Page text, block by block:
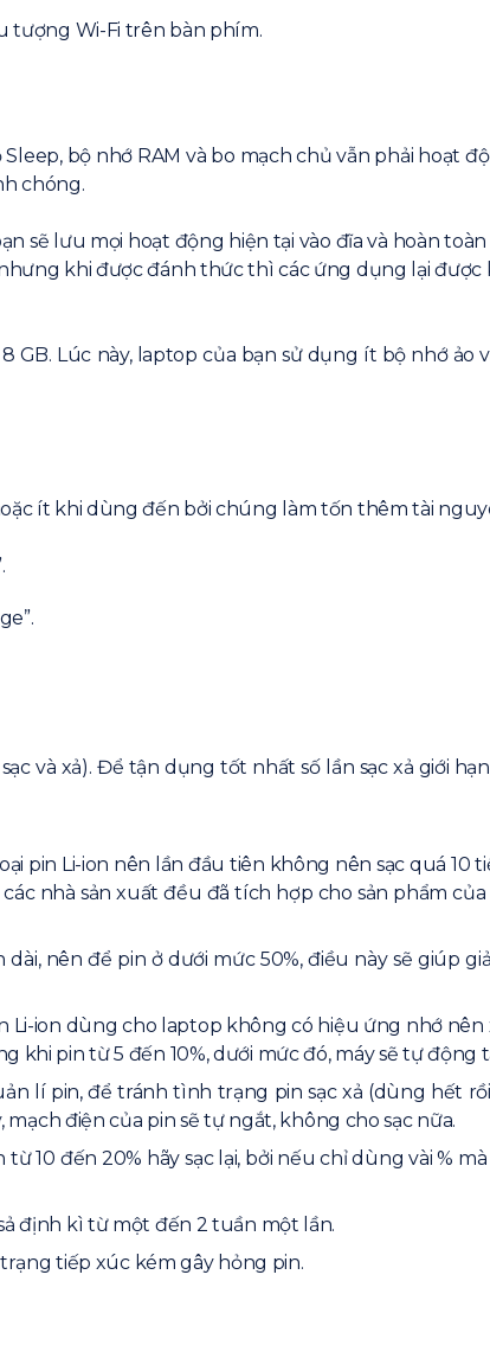
tượng Wi-Fi trên bàn phím.
bộ nhớ RAM và bo mạch chủ vẫn phải hoạt
chóng.
sẽ lưu mọi hoạt động hiện tại vào đĩa và hoàn
khi được đánh thức thì các ứng dụng lại
GB. Lúc này, laptop của bạn sử dụng ít bộ nhớ
ít khi dùng đến bởi chúng làm tốn thêm tài
và xả). Để tận dụng tốt nhất số lần sạc xả giới
pin Li-ion nên lần đầu tiên không nên sạc quá 10
nhà sản xuất đều đã tích hợp cho sản phẩm
nên để pin ở dưới mức 50%, điều này sẽ giúp
ion dùng cho laptop không có hiệu ứng nhớ nên
khi pin từ 5 đến 10%, dưới mức đó, máy sẽ tự động
lí pin, để tránh tình trạng pin sạc xả (dùng hết
điện của pin sẽ tự ngắt, không cho sạc nữa.
10 đến 20% hãy sạc lại, bởi nếu chỉ dùng vài %
định kì từ một đến 2 tuần một lần.
tiếp xúc kém gây hỏng pin.